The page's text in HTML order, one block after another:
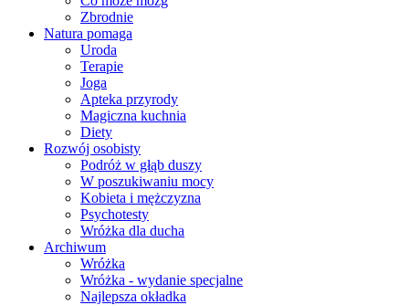
Zbrodnie
Natura pomaga
Uroda
Terapie
Joga
Apteka przyrody
Magiczna kuchnia
Diety
Rozwój osobisty
Podróż w głąb duszy
W poszukiwaniu mocy
Kobieta i mężczyzna
Psychotesty
Wróżka dla ducha
Archiwum
Wróżka
Wróżka - wydanie specjalne
Najlepsza okładka